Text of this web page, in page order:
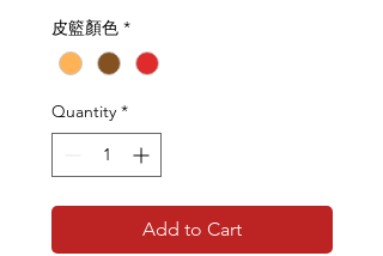
皮籃顏色 *
Quantity *
Add to Cart